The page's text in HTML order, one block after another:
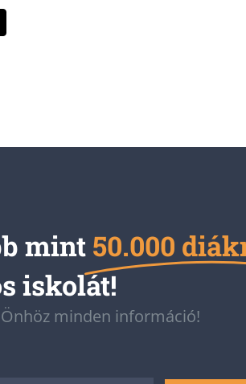
mint 50.000
iskolát!
minden információ!